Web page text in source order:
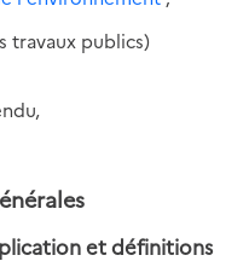
travaux publics)
et définitions